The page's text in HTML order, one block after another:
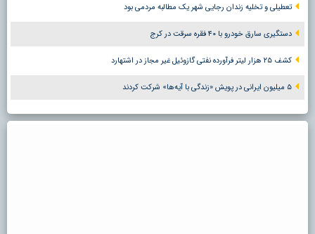
تعطیلی و تخلیه زندان رجایی شهر یک مطالبه مردمی بود
دستگیری سارق خودرو با ۴۰ فقره سرقت در کرج
کشف ۲۵ هزار لیتر فرآورده نفتی گازوئیل غیر مجاز در اشتهارد
۵ میلیون ایرانی در پویش «زندگی با آیه‌ها» شرکت کردند